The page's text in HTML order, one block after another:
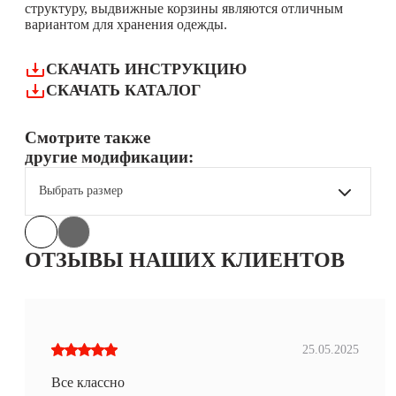
структуру, выдвижные корзины являются отличным
вариантом для хранения одежды.
СКАЧАТЬ ИНСТРУКЦИЮ
СКАЧАТЬ КАТАЛОГ
Смотрите также
другие модификации:
Выбрать размер
ОТЗЫВЫ НАШИХ КЛИЕНТОВ
25.05.2025
Все классно